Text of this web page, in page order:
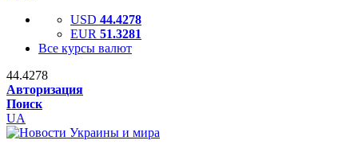
USD 44.4278
EUR 51.3281
Все курсы валют
44.4278
Авторизация
Поиск
UA